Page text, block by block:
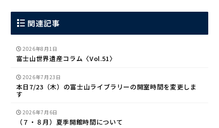
関連記事
2026年8月1日
富士山世界遺産コラム〈Vol.51〉
2026年7月23日
本日7/23（木）の富士山ライブラリーの開室時間を変更しま
す
2026年7月6日
（７・８月）夏季開館時間について